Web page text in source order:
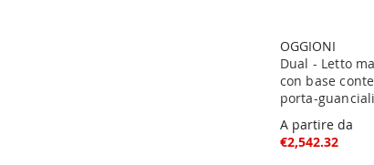
OGGIONI
Dual - Letto
con base
porta-guanciali
A partire da
€2,542.32